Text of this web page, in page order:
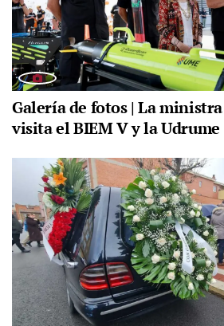
Galería de fotos | La
visita el BIEM V y la Udrume